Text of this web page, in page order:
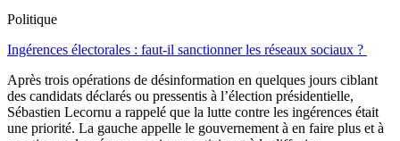
Politique
Ingérences électorales : faut-il sanctionner les réseaux sociaux ?
Après trois opérations de désinformation en quelques jours ciblant
des candidats déclarés ou pressentis à l’élection présidentielle,
Sébastien Lecornu a rappelé que la lutte contre les ingérences était
une priorité. La gauche appelle le gouvernement à en faire plus et à